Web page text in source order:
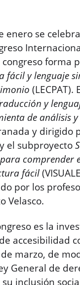
enero se
congreso forma
fácil y lenguaje
y
de análisis
y dirigido
el subproyecto
fácil
por los
Velasco.
es la
accesibilidad
marzo, de
General de
inclusión